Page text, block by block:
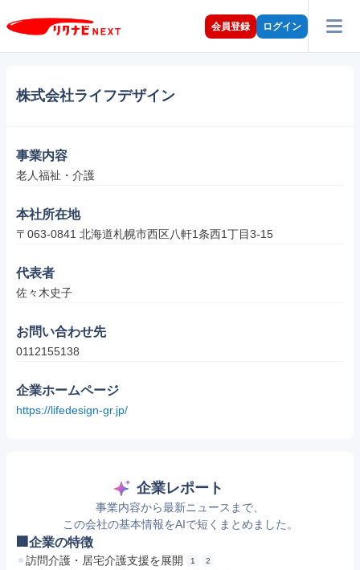
会員登録 ログイン
株式会社ライフデザイン
事業内容
老人福祉・介護
本社所在地
〒063-0841 北海道札幌市西区八軒1条西1丁目3-15
代表者
佐々木史子
お問い合わせ先
0112155138
企業ホームページ
https://lifedesign-gr.jp/
企業レポート
事業内容から最新ニュースまで、
この会社の基本情報をAIで短くまとめました。
🏢企業の特徴
訪問介護・居宅介護支援を展開 1 2